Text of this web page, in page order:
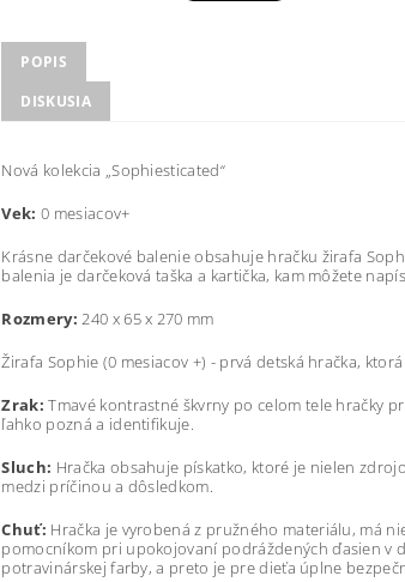
POPIS
DISKUSIA
Nová kolekcia „Sophiesticated“
Vek: 0 mesiacov+
Krásne darčekové balenie obsahuje hračku žirafa
balenia je darčeková taška a kartička, kam môžete
Rozmery: 240 x 65 x 270 mm
Žirafa Sophie (0 mesiacov +) - prvá detská hračka,
Zrak: Tmavé kontrastné škvrny po celom tele hračky
ľahko pozná a identifikuje.
Sluch: Hračka obsahuje pískatko, ktoré je nielen
medzi príčinou a dôsledkom.
Chuť: Hračka je vyrobená z pružného materiálu, má
pomocníkom pri upokojovaní podráždených ďasien v
potravinárskej farby, a preto je pre dieťa úplne